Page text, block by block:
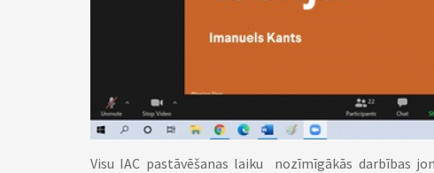
Visu IAC pastāvēšanas laiku nozīmīgākās darbības